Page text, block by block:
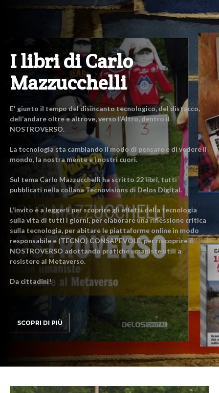
I libri di Carlo
Mazzucchelli
E' giunto il tempo del disincanto tecnologico, del distacco,
dell’andare oltre e altrove, verso l’Altro, dentro il
NOSTROVERSO.
La tecnologia sta cambiando il modo di pensare e di vedere il
mondo, la nostra mente e i nostri cuori.
Sul tema Carlo Mazzucchelli ha scritto 22 libri, tutti
pubblicati nella collana Tecnovisions di Delos Digital.
L'invito è a leggerli per scoprire gli effetti della tecnologia
sulla vita di tutti i giorni, per elaborare una riflessione critica
sulla tecnologia, per abitare le piattaforme online in modo
responsabile e (TECNO) CONSAPEVOLE, per riscoprire il
NOSTROVERSO adottando pratiche umaniste utili a
resistere al Metaverso.
Da cittadini!
SCOPRI DI PIÙ